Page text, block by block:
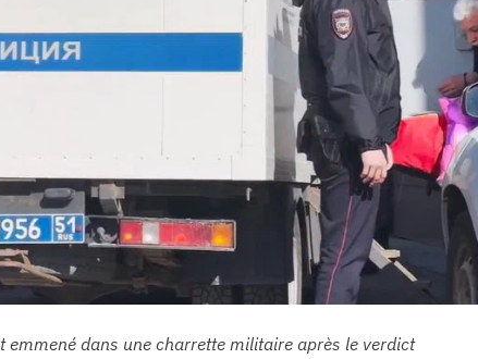
emmené dans une charrette militaire après le verdict